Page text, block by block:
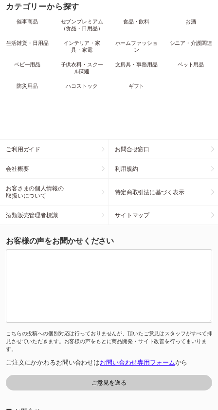
カテゴリーから探す
催事商品
セブンプレミアム
（食品・日用品）
食品・飲料 お酒
生活雑貨・日用品
インテリア・家
具・家電
ホームファッショ
ン
シニア・介護関連
ベビー用品
子供衣料・スクー
ル関連
文房具・事務用品 ペット用品
防災用品 ハコストック ギフト
ご利用ガイド お問合せ窓口
会社概要 利用規約
お客さまの個人情報の
取扱いについて
特定商取引法に基づく表示
酒類販売管理者標識 サイトマップ
お客様の声をお聞かせください
こちらの投稿への個別対応は行っておりませんが、頂いたご意見はスタッフがすべて拝
見させていただきます。お客様の声をもとに商品開発・サイト改善を行ってまいりま
す。
ご注文にかかわるお問い合わせはお問い合わせ専用フォームから